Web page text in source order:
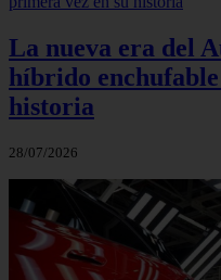
La nueva era del
híbrido
historia
28/07/2026